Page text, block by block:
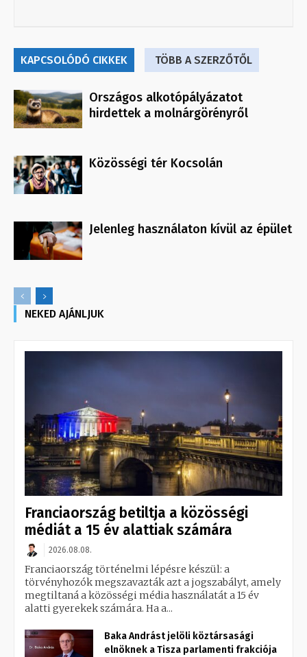
KAPCSOLÓDÓ CIKKEK TÖBB A SZERZŐTŐL
Országos alkotópályázatot
hirdettek a molnárgörényről
Közösségi tér Kocsolán
Jelenleg használaton kívül az épület
NEKED AJÁNLJUK
Franciaország betiltja a közösségi
médiát a 15 év alattiak számára
2026.08.08.
Franciaország történelmi lépésre készül: a
törvényhozók megszavazták azt a jogszabályt, amely
megtiltaná a közösségi média használatát a 15 év
alatti gyerekek számára. Ha a...
Baka Andrást jelöli köztársasági
elnöknek a Tisza parlamenti frakciója